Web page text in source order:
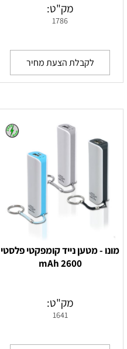
מק"ט:
1786
לקבלת הצעת מחיר
מונו - מטען נייד קומפקטי פלסטי
2600 mAh
מק"ט:
1641